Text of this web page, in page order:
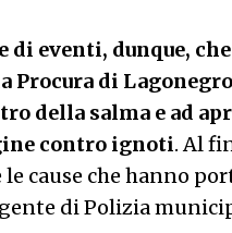
di eventi, dunque,
Procura di
della salma e ad
contro ignoti. Al
le cause che hanno
di Polizia